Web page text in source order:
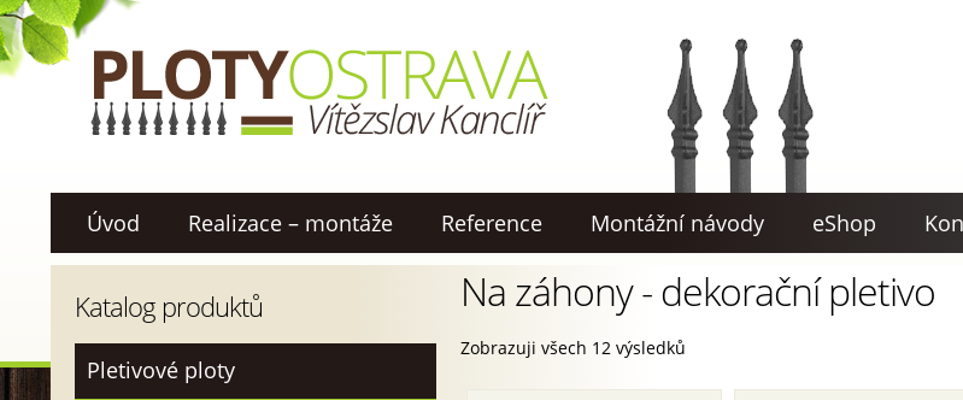
Úvod Realizace – montáže Reference Montážní návody eShop
Katalog produktů
Pletivové ploty
Na záhony - dekorační pletivo
Zobrazuji všech 12 výsledků